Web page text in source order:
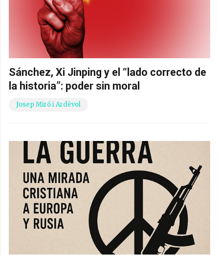
Sánchez, Xi Jinping y el “lado correcto de
la historia”: poder sin moral
Josep Miró i Ardèvol